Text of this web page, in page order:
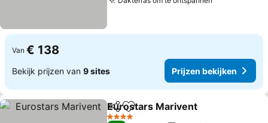
Van € 138
Bekijk prijzen van 9 sites Prijzen bekijken
DelenToevoegen aan favorieten
Eurostars Marivent
4 Sterren